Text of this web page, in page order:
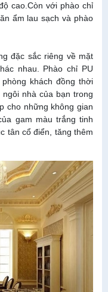
cao.Còn với phào chỉ
ẩm lau sạch và phào
đặc sắc riêng về mặt
nhau. Phào chỉ PU
khách đồng thời
nhà của bạn trong
cho những không gian
gam màu trắng tinh
tân cổ điển, tăng thêm